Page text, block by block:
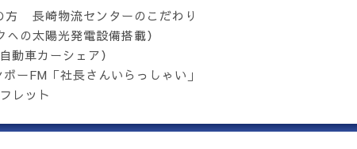
方
長崎物流センターのこだわり
の太陽光発電設備搭載）
動車カーシェア）
ボーFM「社長さんいらっしゃい」
レット